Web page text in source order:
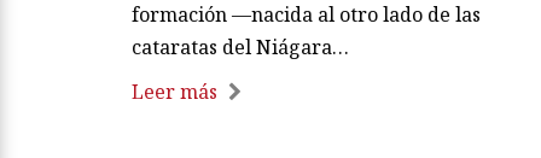
formación —nacida al otro lado de las
cataratas del Niágara…
Leer más